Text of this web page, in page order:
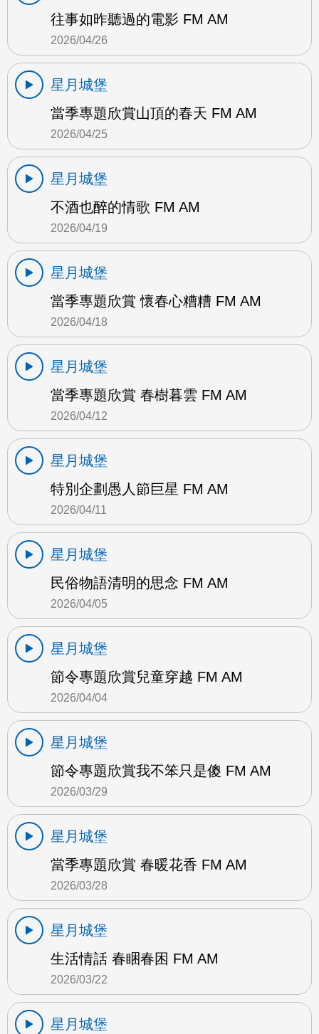
往事如昨聽過的電影 FM AM
2026/04/26
星月城堡
當季專題欣賞山頂的春天 FM AM
2026/04/25
星月城堡
不酒也醉的情歌 FM AM
2026/04/19
星月城堡
當季專題欣賞 懷春心糟糟 FM AM
2026/04/18
星月城堡
當季專題欣賞 春樹暮雲 FM AM
2026/04/12
星月城堡
特別企劃愚人節巨星 FM AM
2026/04/11
星月城堡
民俗物語清明的思念 FM AM
2026/04/05
星月城堡
節令專題欣賞兒童穿越 FM AM
2026/04/04
星月城堡
節令專題欣賞我不笨只是傻 FM AM
2026/03/29
星月城堡
當季專題欣賞 春暖花香 FM AM
2026/03/28
星月城堡
生活情話 春睏春困 FM AM
2026/03/22
星月城堡